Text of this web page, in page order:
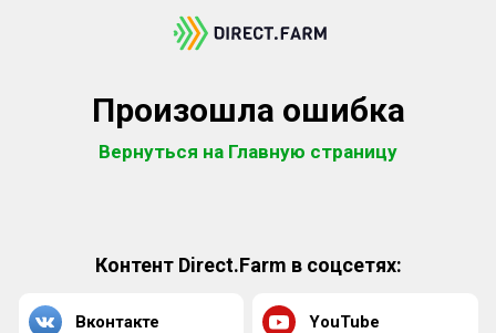
Произошла ошибка
Вернуться на Главную страницу
Контент Direct.Farm в соцсетях:
Вконтакте YouTube